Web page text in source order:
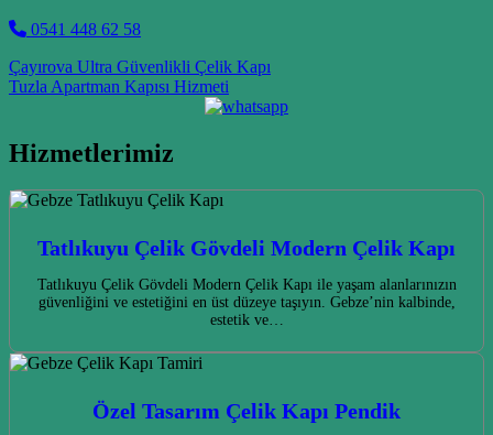
0541 448 62 58
Post navigation
Çayırova Ultra Güvenlikli Çelik Kapı
Tuzla Apartman Kapısı Hizmeti
Hizmetlerimiz
Tatlıkuyu Çelik Gövdeli Modern Çelik Kapı
Tatlıkuyu Çelik Gövdeli Modern Çelik Kapı ile yaşam alanlarınızın
güvenliğini ve estetiğini en üst düzeye taşıyın. Gebze’nin kalbinde,
estetik ve…
Özel Tasarım Çelik Kapı Pendik